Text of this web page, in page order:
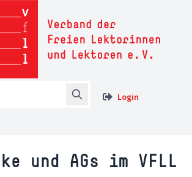
Login
und AGs im VFLL